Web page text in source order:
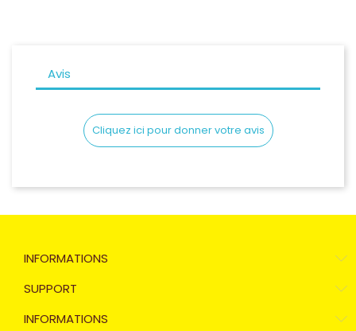
Avis
Cliquez ici pour donner votre avis
INFORMATIONS
SUPPORT
INFORMATIONS